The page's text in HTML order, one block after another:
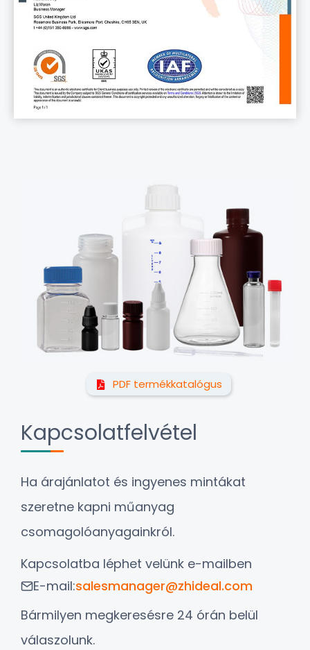
PDF termékkatalógus
Kapcsolatfelvétel
Ha árajánlatot és ingyenes mintákat
szeretne kapni műanyag
csomagolóanyagainkról.
Kapcsolatba léphet velünk e-mailben
E-mail:salesmanager@zhideal.com
Bármilyen megkeresésre 24 órán belül
válaszolunk.